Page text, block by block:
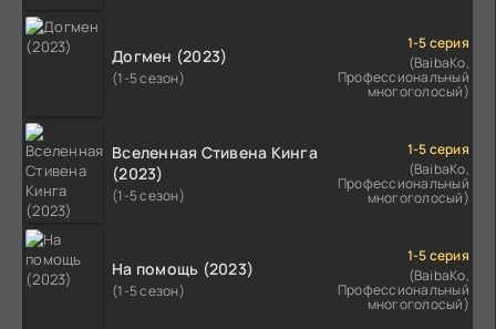
Догмен (2023)
(1-5 сезон)
1-5 серия
(BaibaKo,
Профессиональный
многоголосый)
Вселенная Стивена Кинга
(2023)
(1-5 сезон)
1-5 серия
(BaibaKo,
Профессиональный
многоголосый)
На помощь (2023)
(1-5 сезон)
1-5 серия
(BaibaKo,
Профессиональный
многоголосый)